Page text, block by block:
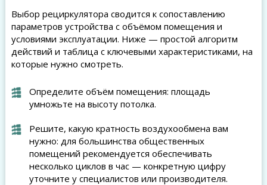
Выбор рециркулятора сводится к сопоставлению
параметров устройства с объёмом помещения и
условиями эксплуатации. Ниже — простой алгоритм
действий и таблица с ключевыми характеристиками, на
которые нужно смотреть.
Определите объём помещения: площадь
умножьте на высоту потолка.
Решите, какую кратность воздухообмена вам
нужно: для большинства общественных
помещений рекомендуется обеспечивать
несколько циклов в час — конкретную цифру
уточните у специалистов или производителя.